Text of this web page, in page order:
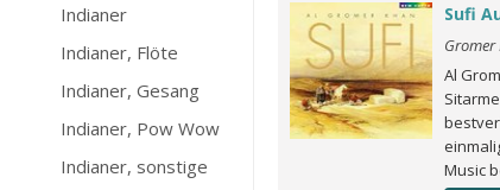
Indianer
Indianer, Flöte
Indianer, Gesang
Indianer, Pow Wow
Indianer, sonstige
Sufi
Gromer
Al
Music